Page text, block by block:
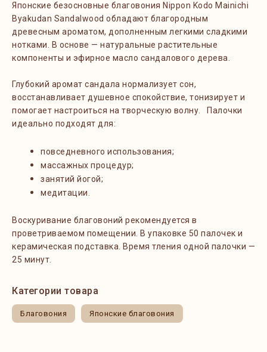
Японские безосновные благовония Nippon Kodo Mainichi
Byakudan Sandalwood обладают благородным
древесным ароматом, дополненным легкими сладкими
нотками. В основе — натуральные растительные
компоненты и эфирное масло сандалового дерева.
Глубокий аромат сандала нормализует сон,
восстанавливает душевное спокойствие, тонизирует и
помогает настроиться на творческую волну. Палочки
идеально подходят для:
повседневного использования;
массажных процедур;
занятий йогой;
медитации.
Воскуривание благовоний рекомендуется в
проветриваемом помещении. В упаковке 50 палочек и
керамическая подставка. Время тления одной палочки —
25 минут.
Категории товара
Благовония Японские благовония